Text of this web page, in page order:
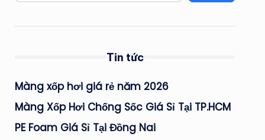
Tin tức
Màng xốp hơi giá rẻ năm 2026
Màng Xốp Hơi Chống Sốc Giá Sỉ Tại TP.HCM
PE Foam Giá Sỉ Tại Đồng Nai